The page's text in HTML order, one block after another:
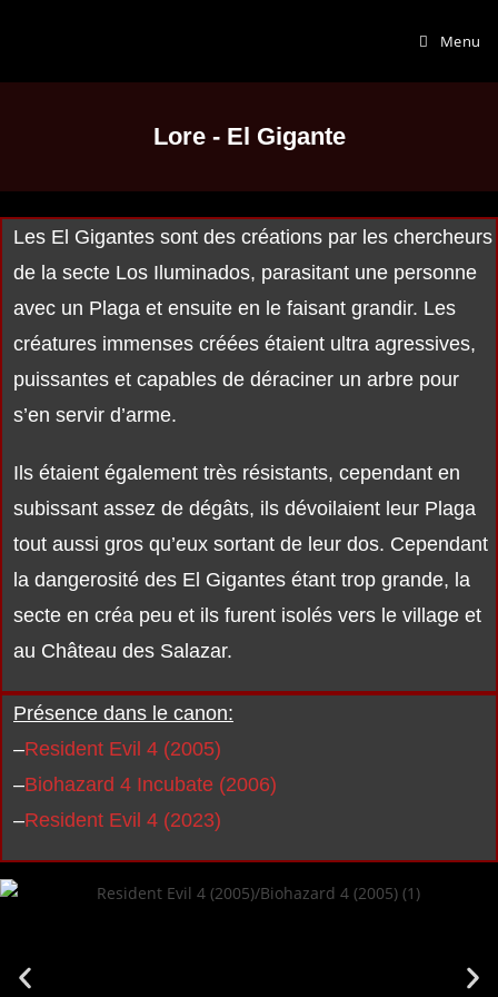
Menu
Lore - El Gigante
Les El Gigantes sont des créations par les chercheurs
de la secte Los Iluminados, parasitant une personne
avec un Plaga et ensuite en le faisant grandir. Les
créatures immenses créées étaient ultra agressives,
puissantes et capables de déraciner un arbre pour
s’en servir d’arme.
Ils étaient également très résistants, cependant en
subissant assez de dégâts, ils dévoilaient leur Plaga
tout aussi gros qu’eux sortant de leur dos. Cependant
la dangerosité des El Gigantes étant trop grande, la
secte en créa peu et ils furent isolés vers le village et
au Château des Salazar.
Présence dans le canon:
–Resident Evil 4 (2005)
–Biohazard 4 Incubate (2006)
–Resident Evil 4 (2023)